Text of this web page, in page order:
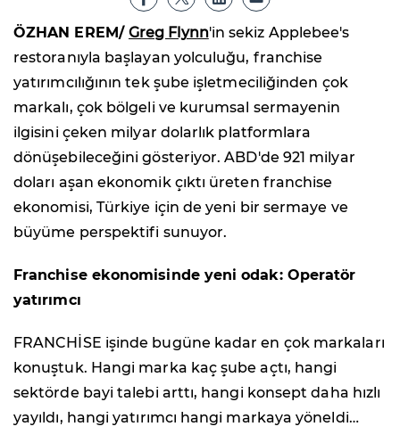
ÖZHAN EREM/ Greg Flynn'in sekiz Applebee's
restoranıyla başlayan yolculuğu, franchise
yatırımcılığının tek şube işletmeciliğinden çok
markalı, çok bölgeli ve kurumsal sermayenin
ilgisini çeken milyar dolarlık platformlara
dönüşebileceğini gösteriyor. ABD'de 921 milyar
doları aşan ekonomik çıktı üreten franchise
ekonomisi, Türkiye için de yeni bir sermaye ve
büyüme perspektifi sunuyor.
Franchise ekonomisinde yeni odak: Operatör
yatırımcı
FRANCHİSE işinde bugüne kadar en çok markaları
konuştuk. Hangi marka kaç şube açtı, hangi
sektörde bayi talebi arttı, hangi konsept daha hızlı
yayıldı, hangi yatırımcı hangi markaya yöneldi…